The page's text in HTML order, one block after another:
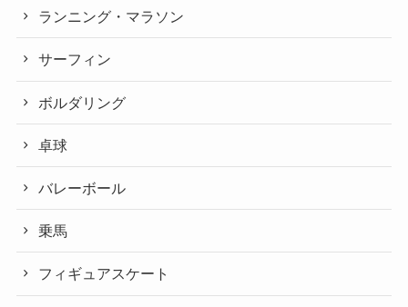
ランニング・マラソン
サーフィン
ボルダリング
卓球
バレーボール
乗馬
フィギュアスケート